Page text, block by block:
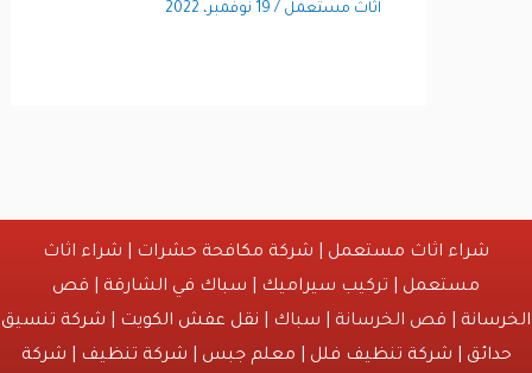
اثاث مستعمل/19 نوفمبر، 2022
شراء اثاث مستعمل|شركة مكافحة حشرات|شراء اثاث
مستعمل|تركيب سيراميك|سباك في الشارقة|قص
| قص الخرسانة | سباك |نقل عفش الكويت|شركة تنسيق
|شركة تنظيف فلل |معلم جبس|شركة تنظيف|شركة